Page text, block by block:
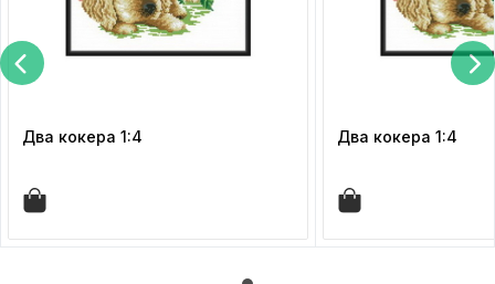
Два кокера 1:4 Два кокера 1:4